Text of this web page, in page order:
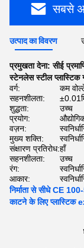
सबसे
उत्पाद का विवरण
प्रमुखता देना:सीई
स्टेनलेस स्टील प्लास्टिक
वर्ग:
कम
सहनशीलता:
शुद्धता:
उच्च
प्रयोग:
वज़न:
मुख्य शक्ति:
संक्षारण प्रतिरोध:हाँ
सहनशीलता:
उच्च
रंग:
आकार:
निर्माता से सीधे CE
काटने के लिए